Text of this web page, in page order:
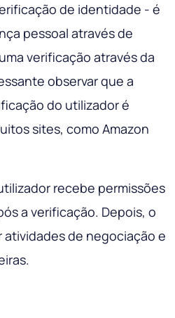
de identidade - é
pessoal através de
verificação através da
observar que a
do utilizador é
sites, como Amazon
recebe permissões
a verificação. Depois, o
atividades de negociação e